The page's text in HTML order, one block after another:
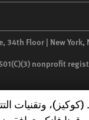
34th Floor | New York,
nonprofit
Human
وتقنيات